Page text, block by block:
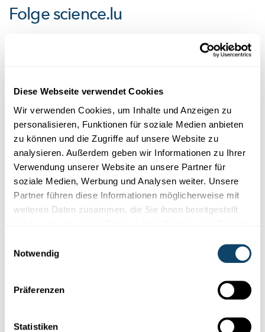
Diese Webseite verwendet Cookies
Wir verwenden Cookies, um Inhalte und Anzeigen zu
personalisieren, Funktionen für soziale Medien anbieten
zu können und die Zugriffe auf unsere Website zu
analysieren. Außerdem geben wir Informationen zu Ihrer
Verwendung unserer Website an unsere Partner für
soziale Medien, Werbung und Analysen weiter. Unsere
Partner führen diese Informationen möglicherweise mit
weiteren Daten zusammen, die Sie ihnen bereitgestellt
Notwendig
Präferenzen
Statistiken
Folgescience.lu
Netzwerken abgelehnt haben. Um sie zu
sehen, ändern Sie bitte Ihre Einstellungen.
EINSTELLUNGEN ÄNDERN
Folge der Welt der Wissenschaft
und Forschung in Luxemburg